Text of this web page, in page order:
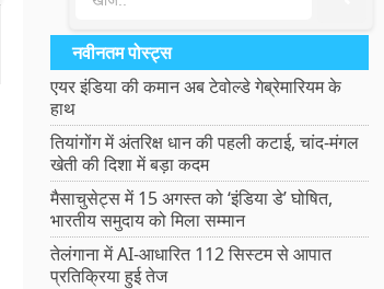
नवीनतम पोस्ट्स
एयर इंडिया की कमान अब टेवोल्डे गेब्रेमारियम के
हाथ
तियांगोंग में अंतरिक्ष धान की पहली कटाई, चांद-मंगल
खेती की दिशा में बड़ा कदम
मैसाचुसेट्स में 15 अगस्त को ‘इंडिया डे’ घोषित,
भारतीय समुदाय को मिला सम्मान
तेलंगाना में AI-आधारित 112 सिस्टम से आपात
प्रतिक्रिया हुई तेज